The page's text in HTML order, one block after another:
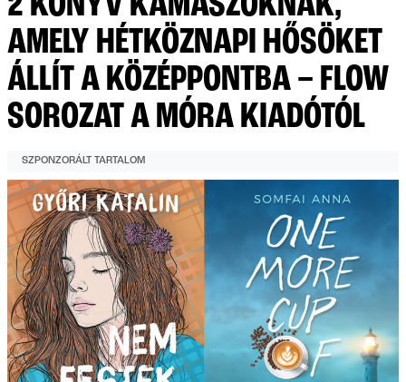
AMELY HÉTKÖZNAPI HŐSÖKET
ÁLLÍT A KÖZÉPPONTBA – FLOW
SOROZAT A MÓRA KIADÓTÓL
SZPONZORÁLT TARTALOM